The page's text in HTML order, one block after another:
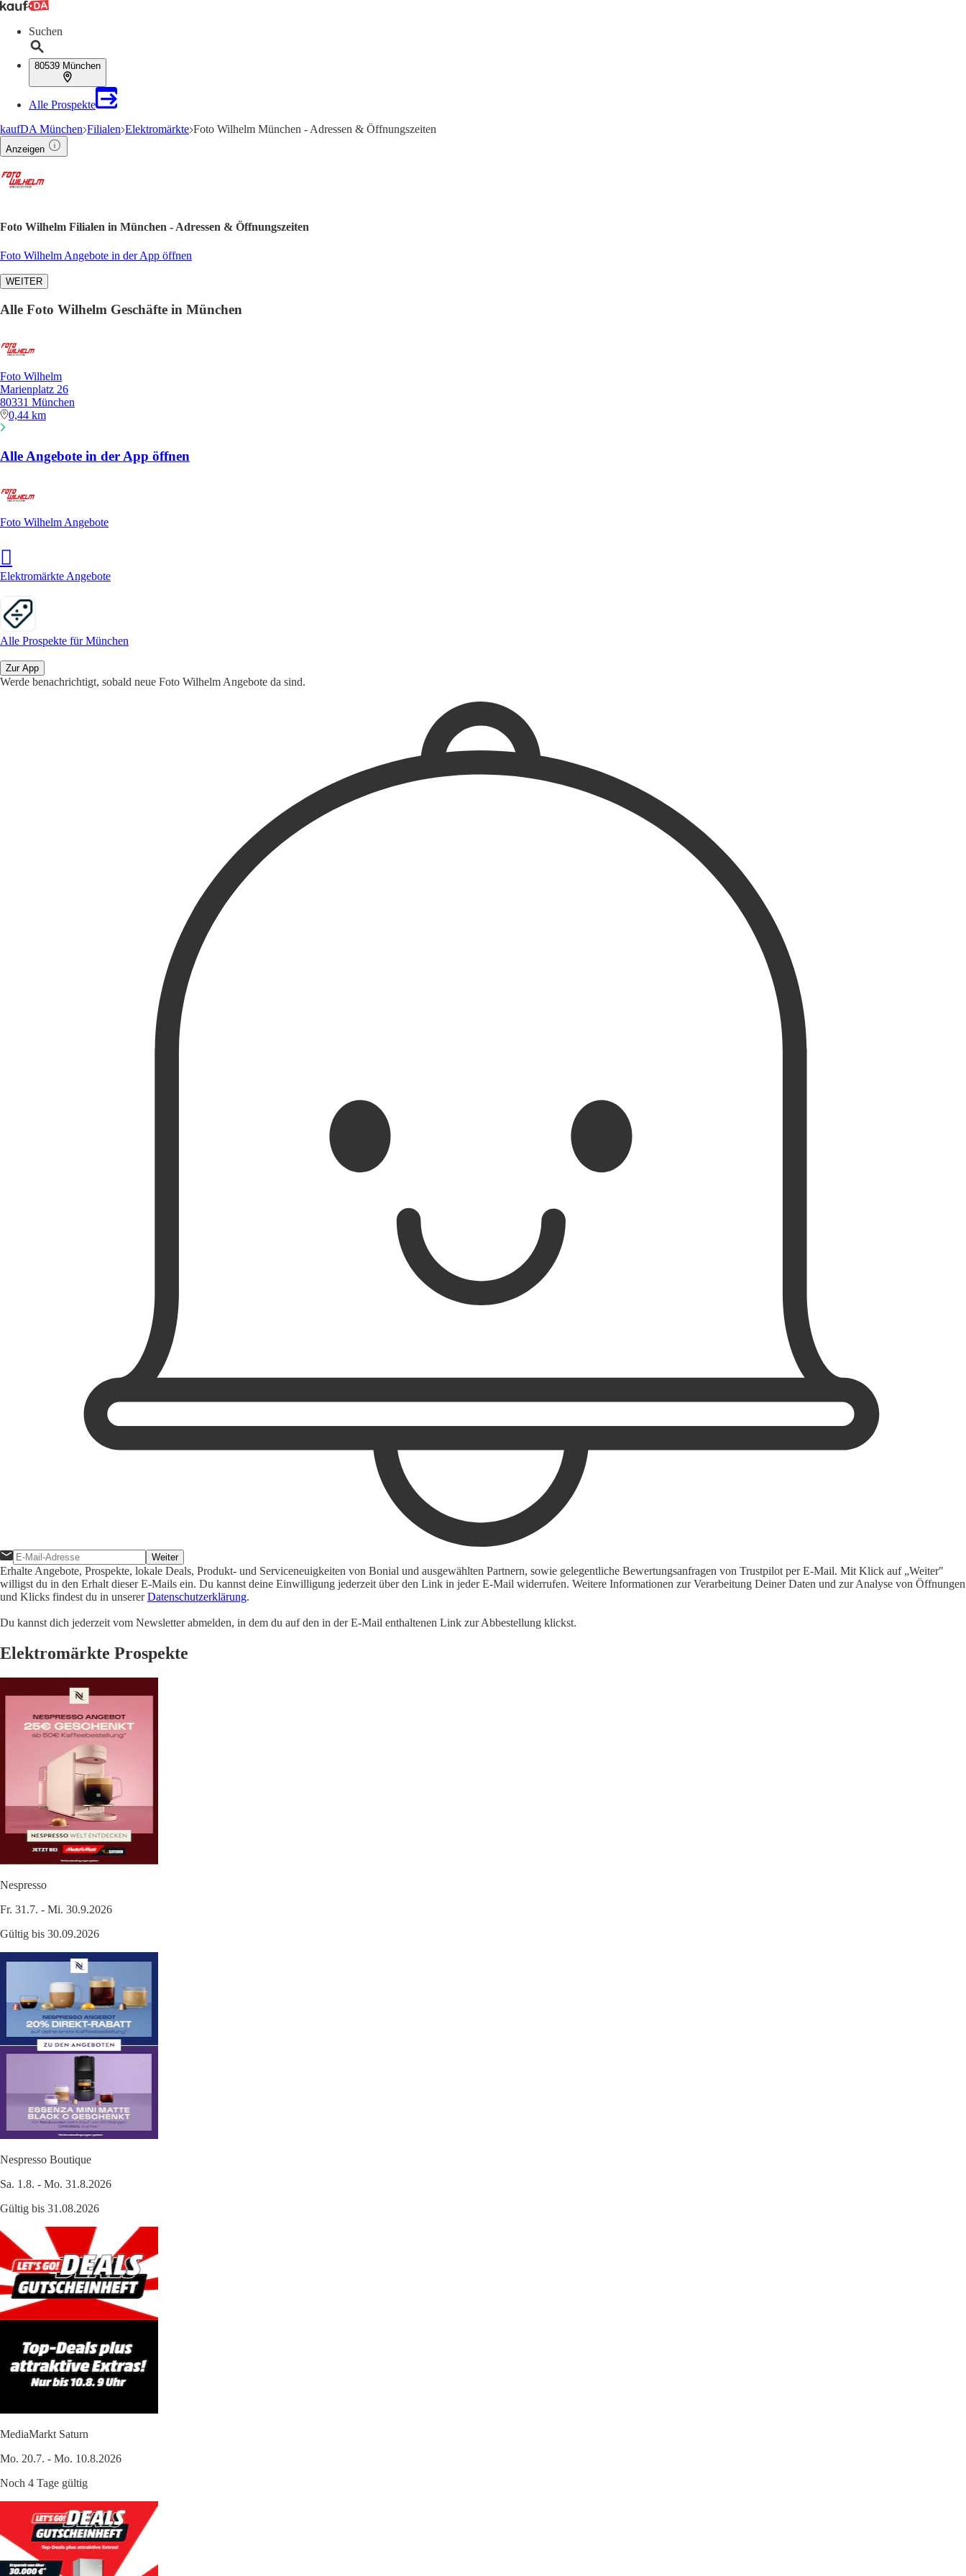
Suchen
80539 München
Alle Prospekte
kaufDA München Filialen Elektromärkte Foto Wilhelm München - Adressen & Öffnungszeiten
Anzeigen
Foto Wilhelm Filialen in München - Adressen & Öffnungszeiten
Foto Wilhelm Angebote in der App öffnen
WEITER
Alle Foto Wilhelm Geschäfte in München
Foto Wilhelm
Marienplatz 26
80331 München
0,44 km
Alle Angebote in der App öffnen
Foto Wilhelm Angebote
Elektromärkte Angebote
Alle Prospekte für München
Zur App
Werde benachrichtigt, sobald neue Foto Wilhelm Angebote da sind.
Weiter
Erhalte Angebote, Prospekte, lokale Deals, Produkt- und Serviceneuigkeiten von Bonial und ausgewählten Partnern, sowie gelegentliche Bewertungsanfragen von Trustpilot per E-Mail. Mit Klick auf „Weiter"
willigst du in den Erhalt dieser E-Mails ein. Du kannst deine Einwilligung jederzeit über den Link in jeder E-Mail widerrufen. Weitere Informationen zur Verarbeitung Deiner Daten und zur Analyse von Öffnungen
und Klicks findest du in unsererDatenschutzerklärung.
Du kannst dich jederzeit vom Newsletter abmelden, in dem du auf den in der E-Mail enthaltenen Link zur Abbestellung klickst.
Elektromärkte Prospekte
Nespresso
Fr. 31.7. - Mi. 30.9.2026
Gültig bis 30.09.2026
Nespresso Boutique
Sa. 1.8. - Mo. 31.8.2026
Gültig bis 31.08.2026
MediaMarkt Saturn
Mo. 20.7. - Mo. 10.8.2026
Noch 4 Tage gültig